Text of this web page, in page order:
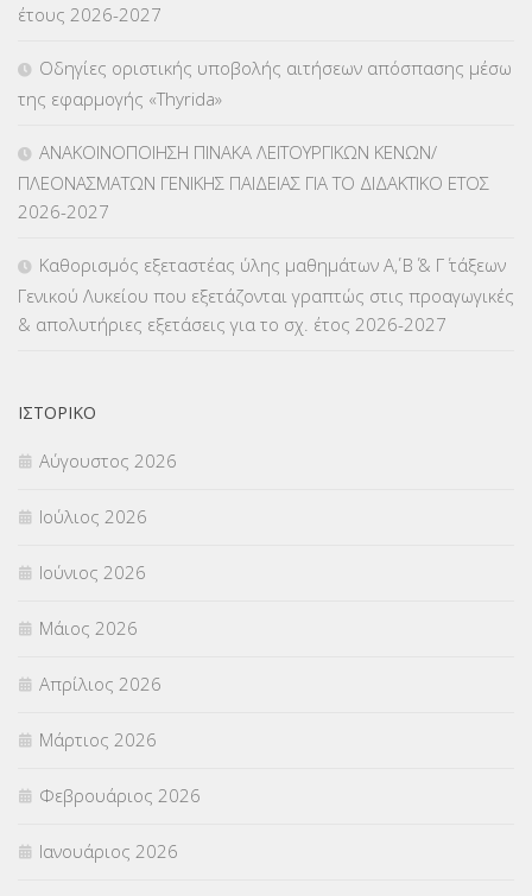
ΚΠπ- ΚΡΑΤΙΚΟ ΠΙΣΤΟΠΟΙΗΤΙΚΟ ΠΛΗΡΟΦΟΡΙΚΗΣ
ΛΟΙΠΑ(309)
ΜΕΤΑΘΕΣΕΙΣ-ΤΟΠΟΘΕΤΗΣΕΙΣ ΒΕΛΤΙΩΣΕΙΣ(319)
ΜΕΤΑΦΟΡΑ ΜΑΘΗΤΩΝ(3)
ΟΙΚΟΝΟΜΙΚΑ ΘΕΜΑΤΑ
Π.Ε.Κ. ΗΡΑΚΛΕΙΟΥ
ΠΑΝΕΛΛΑΔΙΚΕΣ ΕΞΕΤΑΣΕΙΣ
ΠΡΟΚΗΡΥΞΕΙΣ
ΣΕΜΙΝΑΡΙΑ – ΗΜΕΡΙΔΕΣ
ΣΕΠ(50)
ΣΤΕΛΕΧΗ (360)
ΣΥΜΒΟΥΛΕΥΤΙΚΟΣ ΣΤΑΘΜΟΣ ΝΕΩΝ
ΣΥΝΤΑΞΕΙΣ(12)
έτους 2026-2027
Οδηγίες οριστικής υποβολής αιτήσεων απόσπασης μέσω
της εφαρμογής «Thyrida»
ΑΝΑΚΟΙΝΟΠΟΙΗΣΗ ΠΙΝΑΚΑ ΛΕΙΤΟΥΡΓΙΚΩΝ ΚΕΝΩΝ/
ΠΛΕΟΝΑΣΜΑΤΩΝ ΓΕΝΙΚΗΣ ΠΑΙΔΕΙΑΣ ΓΙΑ ΤΟ ΔΙΔΑΚΤΙΚΟ ΕΤΟΣ
2026-2027
Καθορισμός εξεταστέας ύλης μαθημάτων Α΄, Β΄ & Γ΄ τάξεων
Γενικού Λυκείου που εξετάζονται γραπτώς στις προαγωγικές
& απολυτήριες εξετάσεις για το σχ. έτος 2026-2027
ΙΣΤΟΡΙΚΌ
Αύγουστος 2026
Ιούλιος 2026
Ιούνιος 2026
Μάιος 2026
Απρίλιος 2026
Μάρτιος 2026
Φεβρουάριος 2026
Ιανουάριος 2026